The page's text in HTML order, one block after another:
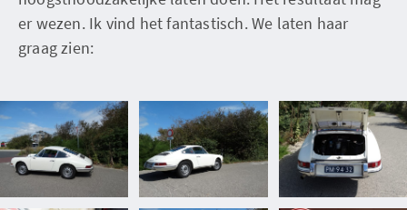
er wezen. Ik vind het fantastisch. We laten haar
graag zien: